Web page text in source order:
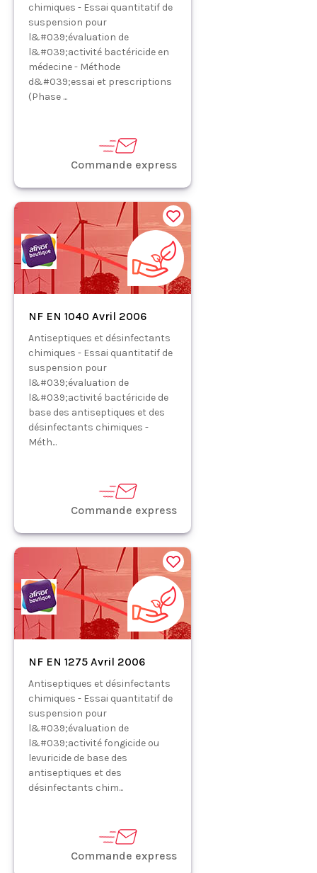
chimiques - Essai quantitatif de
suspension pour
l&#039;évaluation de
l&#039;activité bactéricide en
médecine - Méthode
d&#039;essai et prescriptions
(Phase ...
Commande express
NF EN 1040 Avril 2006
Antiseptiques et désinfectants
chimiques - Essai quantitatif de
suspension pour
l&#039;évaluation de
l&#039;activité bactéricide de
base des antiseptiques et des
désinfectants chimiques -
Méth...
Commande express
NF EN 1275 Avril 2006
Antiseptiques et désinfectants
chimiques - Essai quantitatif de
suspension pour
l&#039;évaluation de
l&#039;activité fongicide ou
levuricide de base des
antiseptiques et des
désinfectants chim...
Commande express